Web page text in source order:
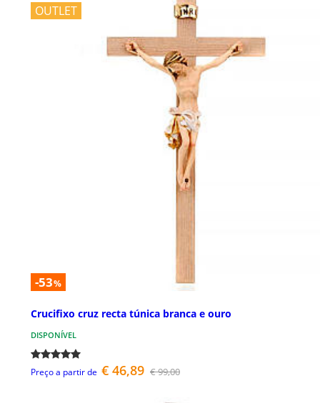
OUTLET
-53%
Crucifixo cruz recta túnica branca e ouro
DISPONÍVEL
Preço a partir de € 46,89 € 99,00